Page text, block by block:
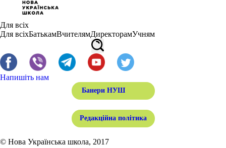
Для всіх
Для всіхБатькамВчителямДиректорамУчням
Напишіть нам
Банери НУШ
Редакційна політика
© Нова Українська школа, 2017